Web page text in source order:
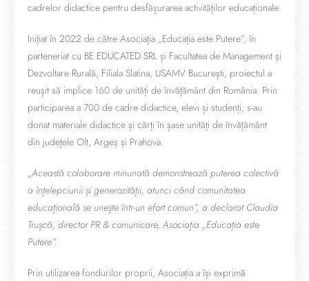
cadrelor didactice pentru desfășurarea activităților educaționale.
Inițiat în 2022 de către Asociația „Educația este Putere”, în
parteneriat cu BE EDUCATED SRL și Facultatea de Management și
Dezvoltare Rurală, Filiala Slatina, USAMV București, proiectul a
reușit să implice 160 de unități de învățământ din România. Prin
participarea a 700 de cadre didactice, elevi și studenți, s-au
donat materiale didactice și cărți în șase unități de învățământ
din județele Olt, Argeș și Prahova.
„Această colaborare minunată demonstrează puterea colectivă
a înțelepciunii și generozității, atunci când comunitatea
educațională se unește într-un efort comun”, a declarat Claudia
Trușcă, director PR & comunicare, Asociația „Educația este
Putere”.
Prin utilizarea fondurilor proprii, Asociația a își exprimă